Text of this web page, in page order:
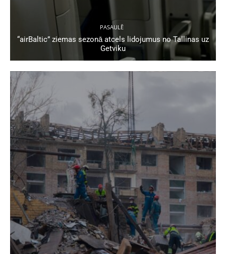
PASAULĒ
“airBaltic” ziemas sezonā atcels lidojumus no Tallinas uz
Getviku